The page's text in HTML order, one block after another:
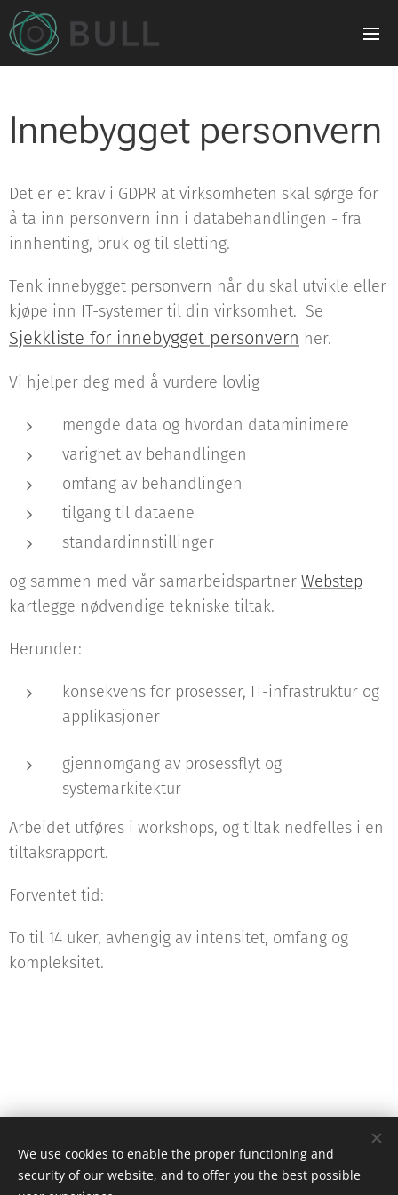
Innebygget personvern
Det er et krav i GDPR at virksomheten skal sørge for
å ta inn personvern inn i databehandlingen - fra
innhenting, bruk og til sletting.
Tenk innebygget personvern når du skal utvikle eller
kjøpe inn IT-systemer til din virksomhet. Se
Sjekkliste for innebygget personvern her.
Vi hjelper deg med å vurdere lovlig
mengde data og hvordan dataminimere
varighet av behandlingen
omfang av behandlingen
tilgang til dataene
standardinnstillinger
og sammen med vår samarbeidspartner Webstep
kartlegge nødvendige tekniske tiltak.
Herunder:
konsekvens for prosesser, IT-infrastruktur og
applikasjoner
gjennomgang av prosessflyt og
systemarkitektur
Arbeidet utføres i workshops, og tiltak nedfelles i en
tiltaksrapport.
Forventet tid:
To til 14 uker, avhengig av intensitet, omfang og
kompleksitet.
© 2021 Advokatfirmaet Bull AS, P.O. Box 6604 St. Olavs pl. , 0129 Oslo
Privacy statement
We use cookies to enable the proper functioning and
security of our website, and to offer you the best possible